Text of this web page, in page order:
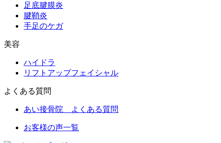
足底腱膜炎
腱鞘炎
手足のケガ
美容
ハイドラ
リフトアップフェイシャル
よくある質問
あい接骨院 よくある質問
お客様の声一覧